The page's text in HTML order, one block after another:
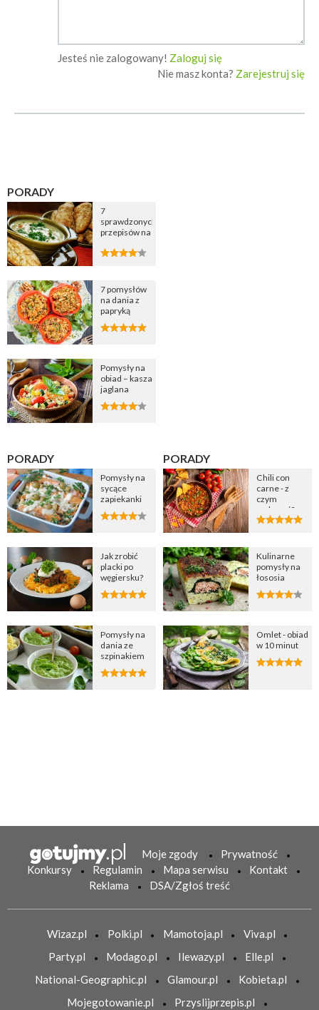
Jesteś nie zalogowany! Zaloguj się
Nie masz konta? Zarejestruj się
PORADY
7
sprawdzonych
przepisów na
cebulową
7 pomysłów
na dania z
papryką
Pomysły na
obiad – kasza
jaglana
PORADY
Pomysły na
sycące
zapiekanki
Jak zrobić
placki po
węgiersku?
Pomysły na
dania ze
szpinakiem
PORADY
Chili con
carne - z
czym
podawać?
Kulinarne
pomysły na
łososia
Omlet - obiad
w 10 minut
Moje zgody
Prywatność
Konkursy
Regulamin Mapa serwisu
Kontakt
Reklama
DSA/Zgłoś treść
Wizaz.pl Polki.pl Mamotoja.pl
Viva.pl
Party.pl
Modago.pl Ilewazy.pl
Elle.pl
National-Geographic.pl
Glamour.pl
Kobieta.pl
Mojegotowanie.pl
Przyslijprzepis.pl